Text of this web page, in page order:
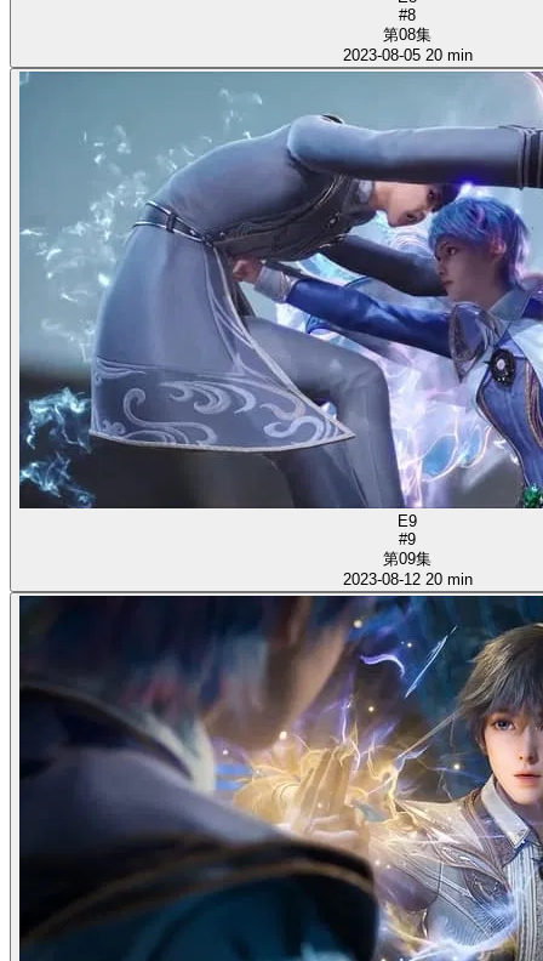
#8
第08集
2023-08-05 20 min
E9
#9
第09集
2023-08-12 20 min